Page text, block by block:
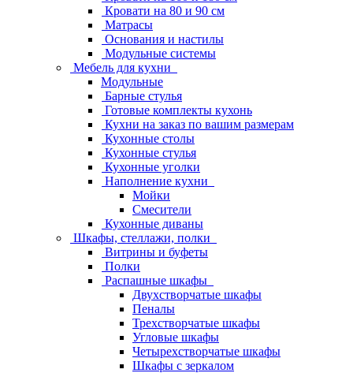
Кровати на 80 и 90 см
Матрасы
Основания и настилы
Модульные системы
Мебель для кухни
Модульные
Барные стулья
Готовые комплекты кухонь
Кухни на заказ по вашим размерам
Кухонные столы
Кухонные стулья
Кухонные уголки
Наполнение кухни
Мойки
Смесители
Кухонные диваны
Шкафы, стеллажи, полки
Витрины и буфеты
Полки
Распашные шкафы
Двухстворчатые шкафы
Пеналы
Трехстворчатые шкафы
Угловые шкафы
Четырехстворчатые шкафы
Шкафы с зеркалом